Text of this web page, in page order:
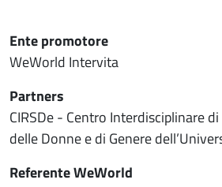
Ente promotore
WeWorld Intervita
Partners
CIRSDe - Centro Interdisciplinare
delle Donne e di Genere
Referente WeWorld